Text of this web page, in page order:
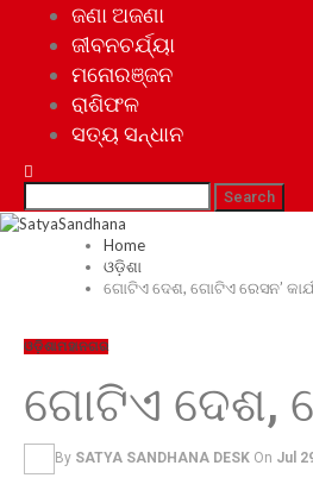
ଜଣା ଅଜଣା
ଜୀବନଚର୍ଯ୍ୟା
ମନୋରଞ୍ଜନ
ରାଶିଫଳ
ସତ୍ୟ ସନ୍ଧାନ
Home
ଓଡ଼ିଶା
ଗୋଟିଏ ଦେଶ, ଗୋଟିଏ ରେସନ’
ଓଡ଼ିଶାମହାନଗର
ଗୋଟିଏ ଦେଶ,
By SATYA SANDHANA DESK On Jul